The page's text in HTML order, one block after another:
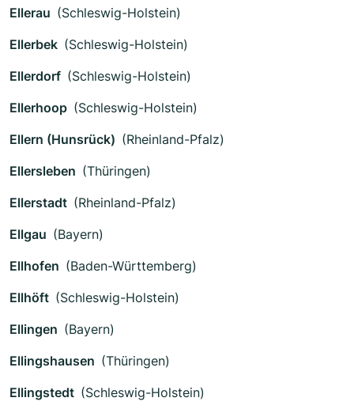
Ellerau (Schleswig-Holstein)
Ellerbek (Schleswig-Holstein)
Ellerdorf (Schleswig-Holstein)
Ellerhoop (Schleswig-Holstein)
Ellern (Hunsrück) (Rheinland-Pfalz)
Ellersleben (Thüringen)
Ellerstadt (Rheinland-Pfalz)
Ellgau (Bayern)
Ellhofen (Baden-Württemberg)
Ellhöft (Schleswig-Holstein)
Ellingen (Bayern)
Ellingshausen (Thüringen)
Ellingstedt (Schleswig-Holstein)